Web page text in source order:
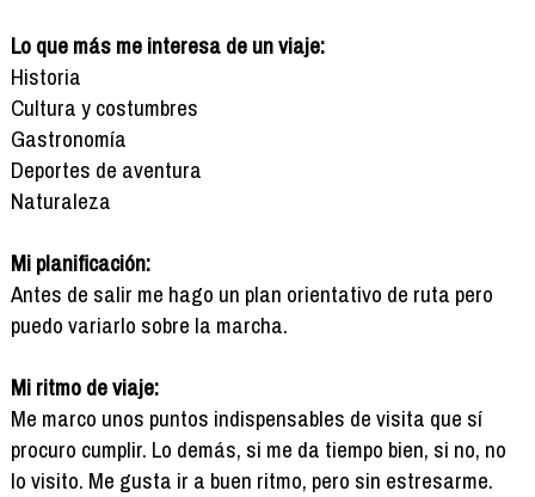
Lo que más me interesa de un viaje:
Historia
Cultura y costumbres
Gastronomía
Deportes de aventura
Naturaleza
Mi planificación:
Antes de salir me hago un plan orientativo de ruta pero
puedo variarlo sobre la marcha.
Mi ritmo de viaje:
Me marco unos puntos indispensables de visita que sí
procuro cumplir. Lo demás, si me da tiempo bien, si no, no
lo visito. Me gusta ir a buen ritmo, pero sin estresarme.